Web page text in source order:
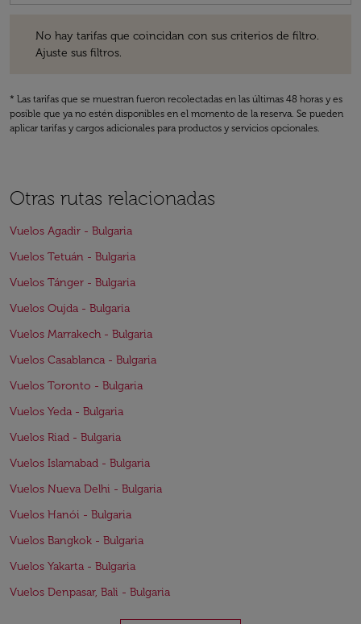
No hay tarifas que coincidan con sus criterios de filtro.
Ajuste sus filtros.
* Las tarifas que se muestran fueron recolectadas en las últimas 48 horas y es
posible que ya no estén disponibles en el momento de la reserva. Se pueden
aplicar tarifas y cargos adicionales para productos y servicios opcionales.
Otras rutas relacionadas
Vuelos Agadir - Bulgaria
Vuelos Tetuán - Bulgaria
Vuelos Tánger - Bulgaria
Vuelos Oujda - Bulgaria
Vuelos Marrakech - Bulgaria
Vuelos Casablanca - Bulgaria
Vuelos Toronto - Bulgaria
Vuelos Yeda - Bulgaria
Vuelos Riad - Bulgaria
Vuelos Islamabad - Bulgaria
Vuelos Nueva Delhi - Bulgaria
Vuelos Hanói - Bulgaria
Vuelos Bangkok - Bulgaria
Vuelos Yakarta - Bulgaria
Vuelos Denpasar, Bali - Bulgaria